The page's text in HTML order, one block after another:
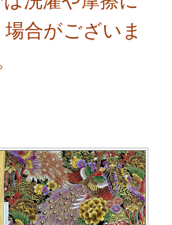
合がございま